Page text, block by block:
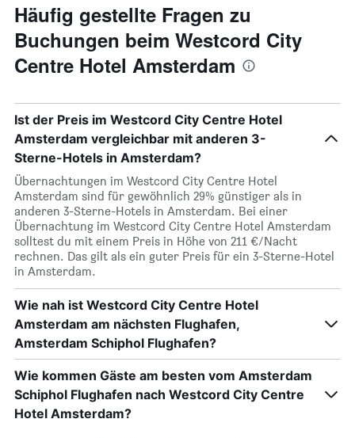
Häufig gestellte Fragen zu
Buchungen beim Westcord City
Centre Hotel Amsterdam
Ist der Preis im Westcord City Centre Hotel
Amsterdam vergleichbar mit anderen 3-
Sterne-Hotels in Amsterdam?
Übernachtungen im Westcord City Centre Hotel
Amsterdam sind für gewöhnlich 29% günstiger als in
anderen 3-Sterne-Hotels in Amsterdam. Bei einer
Übernachtung im Westcord City Centre Hotel Amsterdam
solltest du mit einem Preis in Höhe von 211 €/Nacht
rechnen. Das gilt als ein guter Preis für ein 3-Sterne-Hotel
in Amsterdam.
Wie nah ist Westcord City Centre Hotel
Amsterdam am nächsten Flughafen,
Amsterdam Schiphol Flughafen?
Wie kommen Gäste am besten vom Amsterdam
Schiphol Flughafen nach Westcord City Centre
Hotel Amsterdam?